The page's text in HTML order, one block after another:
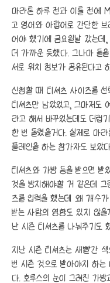
마라톤 하루 전과 이틀 전
고 영어와 아랍어로 간단한 브
어야 했기에 금요일날 갔는
더 가까운 듯했다. 그나마 들
서로 위치 정보가 공유된다고
신청할 때 티셔츠 사이즈를
티셔츠만 남았었고, 그마저도
라고 해서 바꾸었는데도 더럽
한 번 돌렸을거다. 실제로 마
플레인을 하는 참가자도 보았
티셔츠와 가방 등을 받으면 받
것을 방지해야할 거 같은데
즈를 입력을 했는데 왜 개수
받는 사람의 영향도 있지 않
난 시즌 티셔츠를 나눠주기도
지난 시즌 티셔츠는 새빨간
번 시즌 것으로 받아야지 하는
다. 호루스의 눈이 그려진 가